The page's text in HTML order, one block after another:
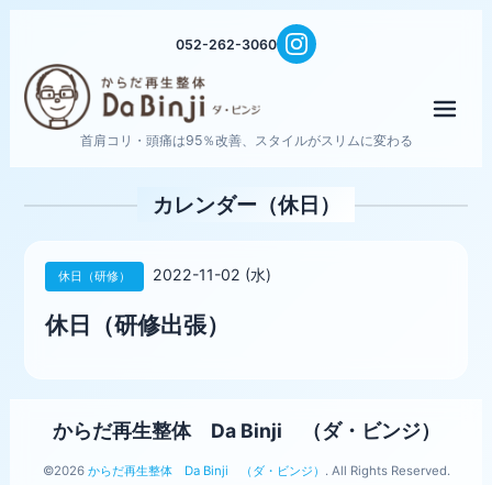
052-262-3060
首肩コリ・頭痛は95％改善、スタイルがスリムに変わる
カレンダー（休日）
休日（研修） 2022-11-02 (水)
休日（研修出張）
からだ再生整体 Da Binji （ダ・ビンジ）
©2026 からだ再生整体 Da Binji （ダ・ビンジ） . All Rights Reserved.